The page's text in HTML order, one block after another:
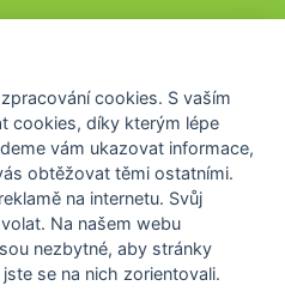
cookies. S vaším
cookies, díky kterým lépe
vám ukazovat informace,
obtěžovat těmi ostatními.
na internetu. Svůj
Na našem webu
nezbytné, aby stránky
se na nich zorientovali.